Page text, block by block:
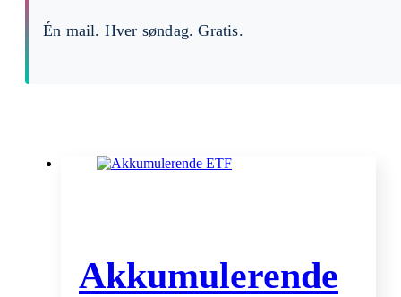
Én mail. Hver søndag. Gratis.
Akkumulerende